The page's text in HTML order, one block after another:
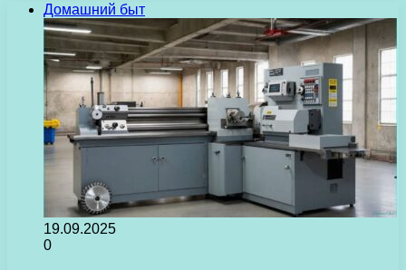
Домашний быт
19.09.2025
0